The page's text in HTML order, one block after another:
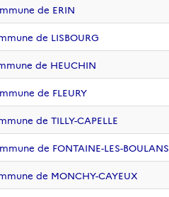
de ERIN
de LISBOURG
de HEUCHIN
de FLEURY
de TILLY-CAPELLE
de FONTAINE-LES-BOULANS
de MONCHY-CAYEUX